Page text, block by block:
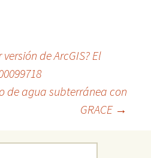
de ArcGIS? El
de agua subterránea con
GRACE →